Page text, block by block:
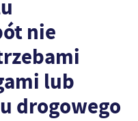
nie
lub
drogowego